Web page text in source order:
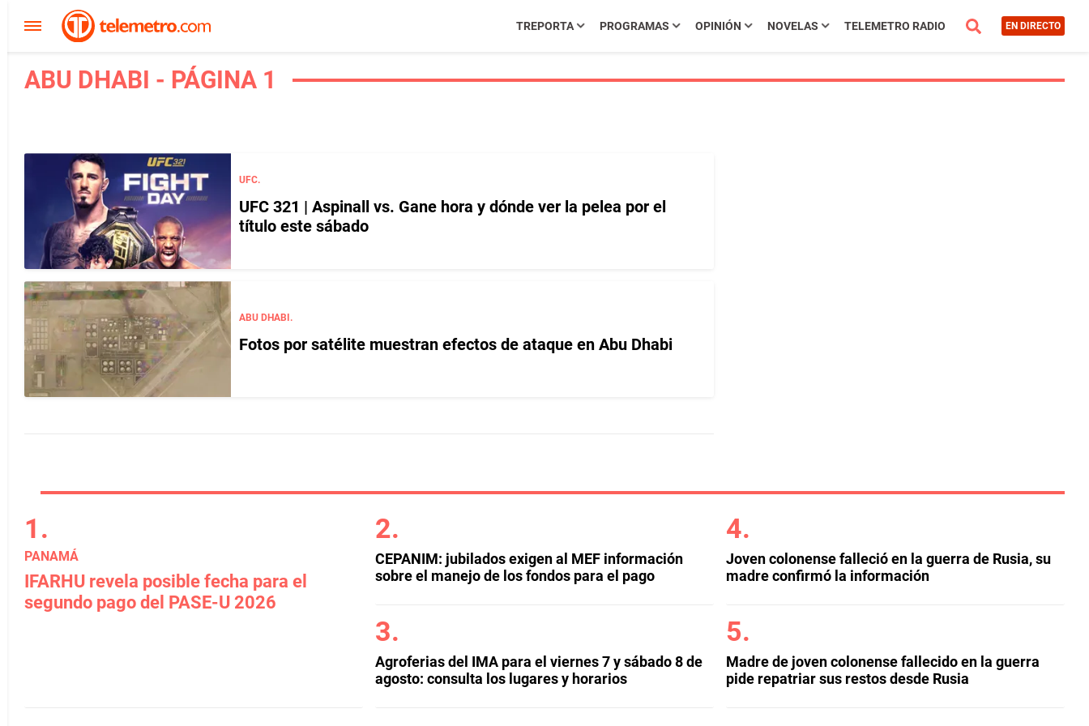
TREPORTA PROGRAMAS OPINIÓN NOVELAS TELEMETRO RADIO EN DIRECTO
ABU DHABI - PÁGINA 1
UFC.
UFC 321 | Aspinall vs. Gane hora y dónde ver la pelea por el
título este sábado
ABU DHABI.
Fotos por satélite muestran efectos de ataque en Abu Dhabi
PANAMÁ
IFARHU revela posible fecha para el
segundo pago del PASE-U 2026
CEPANIM: jubilados exigen al MEF información
sobre el manejo de los fondos para el pago
Agroferias del IMA para el viernes 7 y sábado 8 de
agosto: consulta los lugares y horarios
Joven colonense falleció en la guerra de Rusia, su
madre confirmó la información
Madre de joven colonense fallecido en la guerra
pide repatriar sus restos desde Rusia